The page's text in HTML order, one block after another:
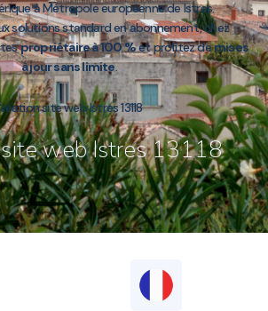
à Métropole européenne de Istres.
solutions standard en abonnement, chez
propriétaire à 100 %et profitez demises
à jour sans limite.
site web Istres 13118
web Istres 13118